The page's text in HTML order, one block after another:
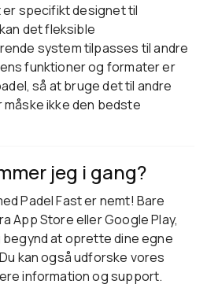
er specifikt designet til
det fleksible
system tilpasses til andre
funktioner og formater er
så at bruge det til andre
ikke den bedste
jeg i gang?
Padel Fast er nemt! Bare
App Store eller Google Play,
at oprette dine egne
kan også udforske vores
information og support.